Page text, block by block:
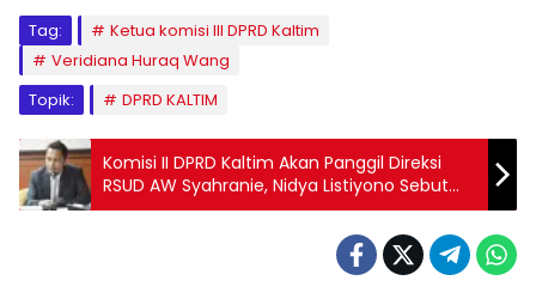
Tag:
Ketua komisi III DPRD Kaltim
Veridiana Huraq Wang
Topik:
DPRD KALTIM
Komisi II DPRD Kaltim Akan Panggil Direksi
RSUD AW Syahranie, Nidya Listiyono Sebut
Akan Bahas Pengelolaan Anggaran